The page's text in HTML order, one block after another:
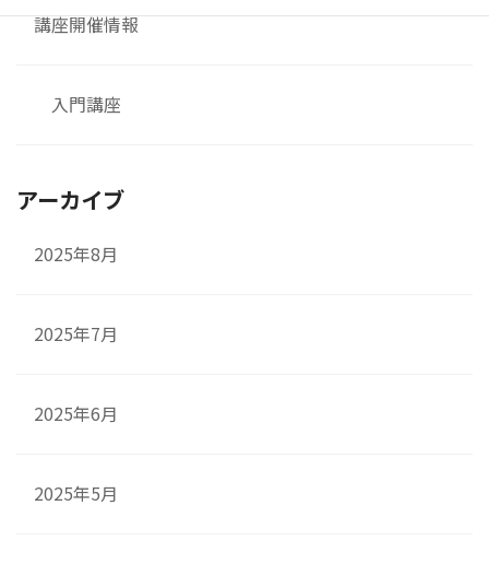
講座開催情報
入門講座
アーカイブ
2025年8月
2025年7月
2025年6月
2025年5月